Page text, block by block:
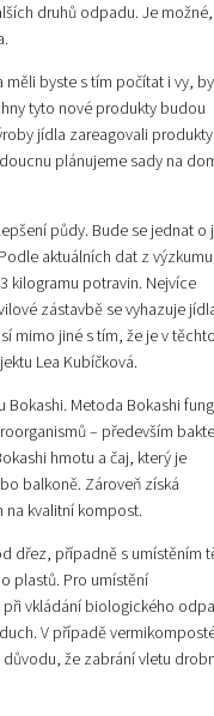
druhů odpadu. Je
byste s tím počítat i vy,
tyto nové produkty budou
jídla zareagovali
plánujeme sady na
půdy. Bude se jednat o
aktuálních dat z výzkumu
kilogramu potravin. Nejvíce
zástavbě se vyhazuje
mimo jiné s tím, že je v těchto
Lea Kubíčková.
Metoda Bokashi
– především
hmotu a čaj, který je
balkoně. Zároveň získá
kvalitní kompost.
dřez, případně s umístěním
plastů. Pro umístění
vkládání biologického
V případě
že zabrání vletu